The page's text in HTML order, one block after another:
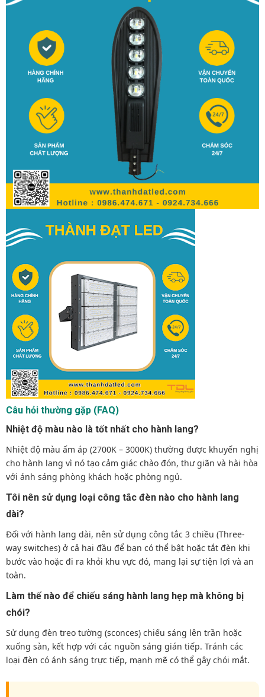
Câu hỏi thường gặp (FAQ)
Nhiệt độ màu nào là tốt nhất cho hành lang?
Nhiệt độ màu ấm áp (2700K – 3000K) thường được khuyến nghị
cho hành lang vì nó tạo cảm giác chào đón, thư giãn và hài hòa
với ánh sáng phòng khách hoặc phòng ngủ.
Tôi nên sử dụng loại công tắc đèn nào cho hành lang
dài?
Đối với hành lang dài, nên sử dụng công tắc 3 chiều (Three-
way switches) ở cả hai đầu để bạn có thể bật hoặc tắt đèn khi
bước vào hoặc đi ra khỏi khu vực đó, mang lại sự tiện lợi và an
toàn.
Làm thế nào để chiếu sáng hành lang hẹp mà không bị
chói?
Sử dụng đèn treo tường (sconces) chiếu sáng lên trần hoặc
xuống sàn, kết hợp với các nguồn sáng gián tiếp. Tránh các
loại đèn có ánh sáng trực tiếp, mạnh mẽ có thể gây chói mắt.